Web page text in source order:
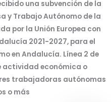
k e
r
a
m
n o
u
d
una subvención de la
y Trabajo Autónomo de la
por la Unión Europea con
2021-2027, para el
en Andalucía. Línea 2 de
actividad económica o
trabajadoras autónomas
o más